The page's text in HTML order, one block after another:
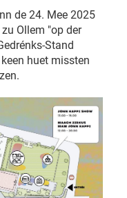
de 24. Mee 2025
Ollem "op der
Stand
huet missten